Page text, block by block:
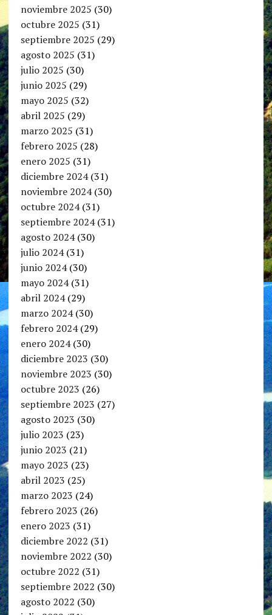
noviembre 2025 (30)
octubre 2025 (31)
septiembre 2025 (29)
agosto 2025 (31)
julio 2025 (30)
junio 2025 (29)
mayo 2025 (32)
abril 2025 (29)
marzo 2025 (31)
febrero 2025 (28)
enero 2025 (31)
diciembre 2024(31)
noviembre 2024(30)
octubre 2024(31)
septiembre 2024(31)
agosto 2024(30)
julio 2024(31)
junio 2024(30)
mayo 2024(31)
abril 2024(29)
marzo 2024(30)
febrero 2024(29)
enero 2024(30)
diciembre 2023 (30)
noviembre 2023 (30)
octubre 2023 (26)
septiembre 2023 (27)
agosto 2023 (30)
julio 2023 (23)
junio 2023 (21)
mayo 2023 (23)
abril 2023 (25)
marzo 2023 (24)
febrero 2023 (26)
enero 2023 (31)
diciembre 2022 (31)
noviembre 2022 (30)
octubre 2022 (31)
septiembre 2022 (30)
agosto 2022 (30)